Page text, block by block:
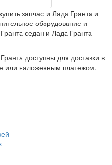
запчасти Лада Гранта и
оборудование и
седан и Лада Гранта
доступны для доставки в
или наложенным платежом.